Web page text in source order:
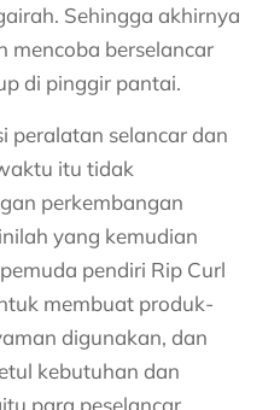
Sehingga akhirnya
mencoba berselancar
di pinggir pantai.
peralatan selancar dan
itu tidak
perkembangan
yang kemudian
pendiri Rip Curl
membuat produk-
digunakan, dan
kebutuhan dan
para peselancar